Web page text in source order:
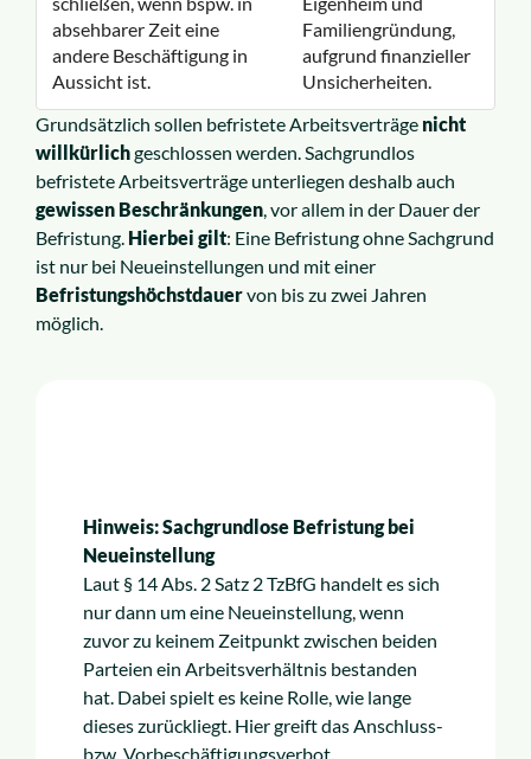
absehbarer Zeit eine
andere Beschäftigung in
Aussicht ist.
Familiengründung,
aufgrund finanzieller
Unsicherheiten.
Grundsätzlich sollen befristete Arbeitsverträge nicht
willkürlichgeschlossen werden. Sachgrundlos
befristete Arbeitsverträge unterliegen deshalb auch
gewissen Beschränkungen, vor allem in der Dauer der
Befristung. Hierbei gilt: Eine Befristung ohne Sachgrund
ist nur bei Neueinstellungen und mit einer
Befristungshöchstdauervon bis zu zwei Jahren
möglich.
Hinweis: Sachgrundlose Befristung bei
Neueinstellung
Laut § 14 Abs. 2 Satz 2 TzBfG handelt es sich
nur dann um eine Neueinstellung, wenn
zuvor zu keinem Zeitpunkt zwischen beiden
Parteien ein Arbeitsverhältnis bestanden
hat. Dabei spielt es keine Rolle, wie lange
dieses zurückliegt. Hier greift das Anschluss-
bzw. Vorbeschäftigungsverbot.